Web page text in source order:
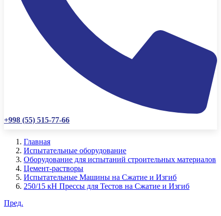
+998 (55) 515-77-66
Главная
Испытательные оборудование
Оборудование для испытаний строительных материалов
Цемент-растворы
Испытательные Машины на Сжатие и Изгиб
250/15 кН Прессы для Тестов на Сжатие и Изгиб
Пред.